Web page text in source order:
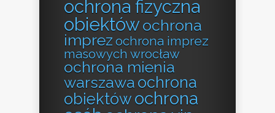
ochrona fizyczna
obiektówochrona
imprez ochrona imprez
masowych wrocław
ochrona mienia
warszawa ochrona
obiektów ochrona